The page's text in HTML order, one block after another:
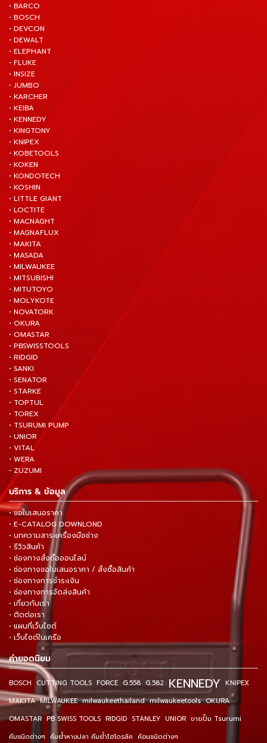
• BARCO
• BOSCH
• DEVCON
• DEWALT
• ELEPHANT
• FLUKE
• INSIZE
• JUMBO
• KARCHER
• KEIBA
• KENNEDY
• KINGTONY
• KNIPEX
• KOBETOOLS
• KOKEN
• KONDOTECH
• KOSHIN
• LITTLE GIANT
• LOCTITE
• MACNAGHT
• MAGNAFLUX
• MAKITA
• MASADA
• MILWAUKEE
• MITSUBISHI
• MITUTOYO
• MOLYKOTE
• NOVATORK
• OKURA
• OMASTAR
• PBSWISSTOOLS
• RIDGID
• SANKI
• SENATOR
• STARKE
• TOPTUL
• TOREX
• TSURUMI PUMP
• UNIOR
• VITAL
• WERA
• ZUZUMI
บริการ & ข้อมูล
• ขอใบเสนอราคา
• E-CATALOG DOWNLOND
• บทความสาระเครื่องมือช่าง
• รีวิวสินค้า
• ช่องทางสั่งซื้อออนไลน์
• ช่องทางขอใบเสนอราคา / สั่งซื้อสินค้า
• ช่องทางการชำระเงิน
• ช่องทางการจัดส่งสินค้า
• เกี่ยวกับเรา
• ติดต่อเรา
• แผนที่เว็บไซต์
• เว็บไซต์ในเครือ
คำยอดนิยม
BOSCH CUTTING TOOLS FORCE G.558 G.582 KENNEDY KNIPEX
MAKITA MILWAUKEE milwaukeethailand milwaukeetools OKURA
OMASTAR PB SWISS TOOLS RIDGID STANLEY UNIOR ขายปั๊ม Tsurumi
คีมชนิดต่างๆ คีมย้ำหางปลา คีมย้ำไฮโดรลิค ค้อนชนิดต่างๆ